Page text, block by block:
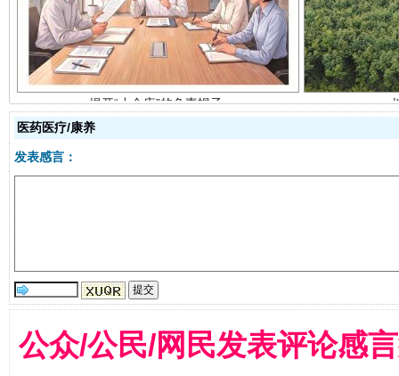
揭开“小金库”的免责幌子
医药医疗/康养
发表感言：
公众/公民/网民发表评论感